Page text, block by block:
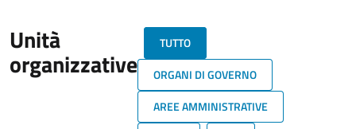
Unità
organizzative
TUTTO
ORGANI DI GOVERNO
AREE AMMINISTRATIVE